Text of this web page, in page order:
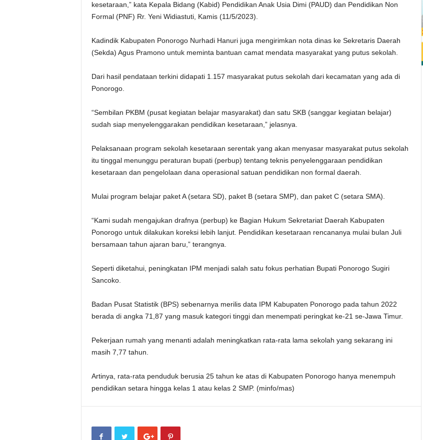
kesetaraan,” kata Kepala Bidang (Kabid) Pendidikan Anak Usia Dimi (PAUD) dan Pendidikan Non
Formal (PNF) Rr. Yeni Widiastuti, Kamis (11/5/2023).
Kadindik Kabupaten Ponorogo Nurhadi Hanuri juga mengirimkan nota dinas ke Sekretaris Daerah
(Sekda) Agus Pramono untuk meminta bantuan camat mendata masyarakat yang putus sekolah.
Dari hasil pendataan terkini didapati 1.157 masyarakat putus sekolah dari kecamatan yang ada di
Ponorogo.
“Sembilan PKBM (pusat kegiatan belajar masyarakat) dan satu SKB (sanggar kegiatan belajar)
sudah siap menyelenggarakan pendidikan kesetaraan,” jelasnya.
Pelaksanaan program sekolah kesetaraan serentak yang akan menyasar masyarakat putus sekolah
itu tinggal menunggu peraturan bupati (perbup) tentang teknis penyelenggaraan pendidikan
kesetaraan dan pengelolaan dana operasional satuan pendidikan non formal daerah.
Mulai program belajar paket A (setara SD), paket B (setara SMP), dan paket C (setara SMA).
“Kami sudah mengajukan drafnya (perbup) ke Bagian Hukum Sekretariat Daerah Kabupaten
Ponorogo untuk dilakukan koreksi lebih lanjut. Pendidikan kesetaraan rencananya mulai bulan Juli
bersamaan tahun ajaran baru,” terangnya.
Seperti diketahui, peningkatan IPM menjadi salah satu fokus perhatian Bupati Ponorogo Sugiri
Sancoko.
Badan Pusat Statistik (BPS) sebenarnya merilis data IPM Kabupaten Ponorogo pada tahun 2022
berada di angka 71,87 yang masuk kategori tinggi dan menempati peringkat ke-21 se-Jawa Timur.
Pekerjaan rumah yang menanti adalah meningkatkan rata-rata lama sekolah yang sekarang ini
masih 7,77 tahun.
Artinya, rata-rata penduduk berusia 25 tahun ke atas di Kabupaten Ponorogo hanya menempuh
pendidikan setara hingga kelas 1 atau kelas 2 SMP. (minfo/mas)